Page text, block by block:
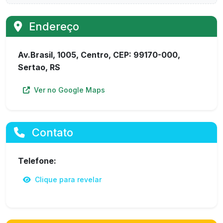
Endereço
Av.Brasil, 1005, Centro, CEP: 99170-000,
Sertao, RS
Ver no Google Maps
Contato
Telefone:
Clique para revelar